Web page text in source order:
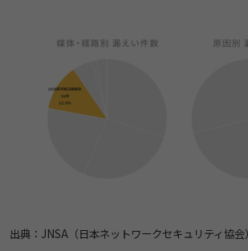
出典：JNSA（日本ネットワークセキュリティ協